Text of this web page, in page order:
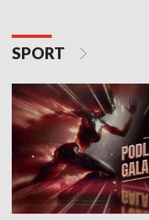
SPORT